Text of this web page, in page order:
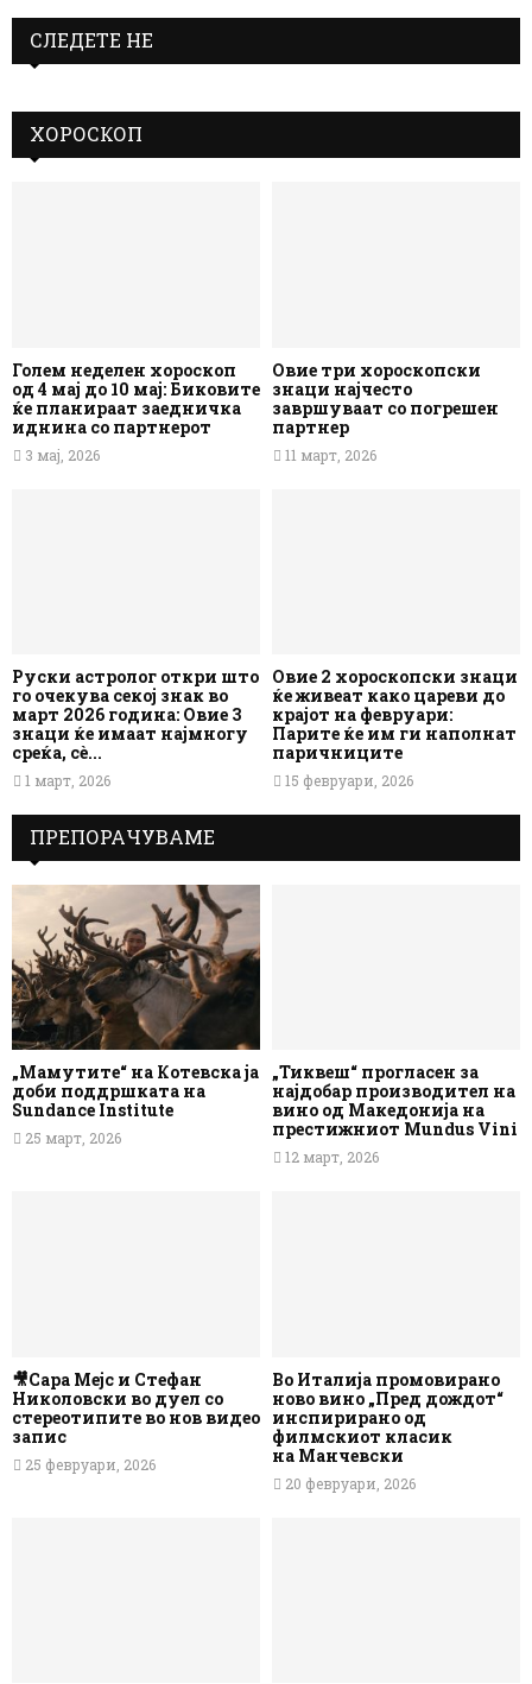
СЛЕДЕТЕ НЕ
ХОРОСКОП
Голем неделен хороскоп
од 4 мај до 10 мај: Биковите
ќе планираат заедничка
иднина со партнерот
3 мај, 2026
Овие три хороскопски
знаци најчесто
завршуваат со погрешен
партнер
11 март, 2026
Руски астролог откри што
го очекува секој знак во
март 2026 година: Овие 3
знаци ќе имаат најмногу
среќа, сè...
1 март, 2026
Овие 2 хороскопски знаци
ќе живеат како цареви до
крајот на февруари:
Парите ќе им ги наполнат
паричниците
15 февруари, 2026
ПРЕПОРАЧУВАМЕ
„Мамутите“ на Котевска ја
доби поддршката на
Sundance Institute
25 март, 2026
„Тиквеш“ прогласен за
најдобар производител на
вино од Македонија на
престижниот Mundus Vini
12 март, 2026
🎥Сара Мејс и Стефан
Николовски во дуел со
стереотипите во нов видео
запис
25 февруари, 2026
Во Италија промовирано
ново вино „Пред дождот“
инспирирано од
филмскиот класик
на Манчевски
20 февруари, 2026